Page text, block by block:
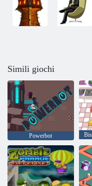
Simili giochi
Powerbot